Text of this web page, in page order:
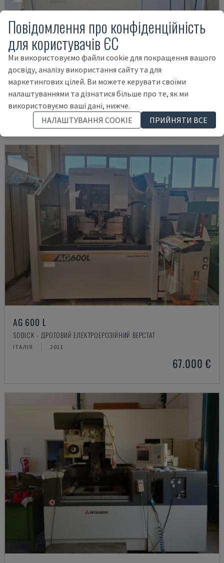
MV2400R
MITSUBISHI - ДРОТОВИЙ ЕЛЕКТРОЕРОЗІЙНИЙ ВЕРСТАТ
ПОЛЬЩА 2017 4.000 HRS
54.000 €
AG 600 L
SODICK - ДРОТОВИЙ ЕЛЕКТРОЕРОЗІЙНИЙ ВЕРСТАТ
ІТАЛІЯ 2011
67.000 €
Повідомлення про конфіденційність
для користувачів ЄС
Ми використовуємо файли cookie для покращення вашого
досвіду, аналізу використання сайту та для
маркетингових цілей. Ви можете керувати своїми
налаштуваннями та дізнатися більше про те, як ми
використовуємо ваші дані, нижче.
НАЛАШТУВАННЯ COOKIE
ПРИЙНЯТИ ВСЕ